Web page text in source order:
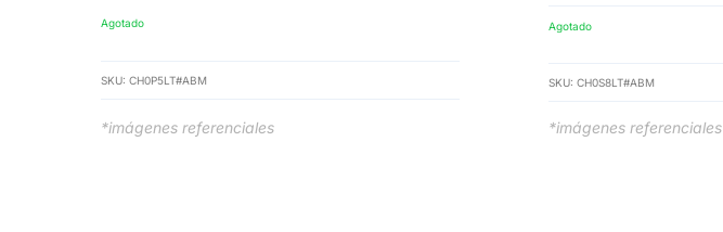
Agotado
SKU: CH0P5LT#ABM
*imágenes referenciales
Agotado
SKU:CH0S8LT#ABM
*imágenes referenciales